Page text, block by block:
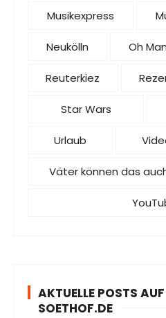
Musikexpress
Neukölln Oh
Reuterkiez
Star Wars
Urlaub
Väter können das
AKTUELLE POSTS
SOETHOF.DE